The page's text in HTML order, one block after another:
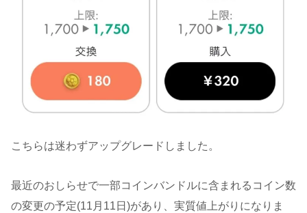
こちらは迷わずアップグレードしました。
最近のおしらせで一部コインバンドルに含まれるコイン数
の変更の予定(11月11日)があり、実質値上がりになりま